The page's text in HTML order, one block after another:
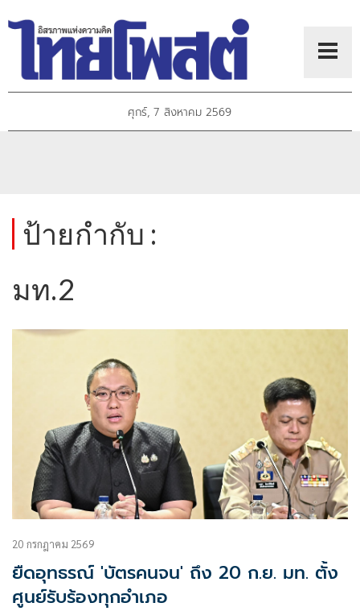
ศุกร์, 7 สิงหาคม 2569
ป้ายกำกับ :
มท.2
20 กรกฎาคม 2569
ยืดอุทธรณ์ 'บัตรคนจน' ถึง 20 ก.ย. มท. ตั้ง
ศูนย์รับร้องทุกอำเภอ